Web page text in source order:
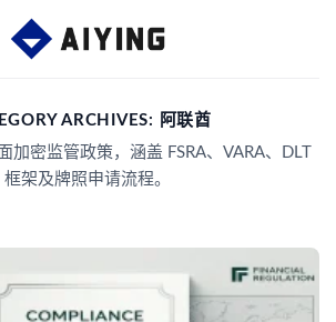
ARCHIVES:
阿联酋
加密监管政策，涵盖 FSRA、VARA、DLT
框架及牌照申请流程。